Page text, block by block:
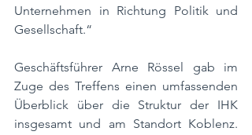
Unternehmen in Richtung Politik und
Gesellschaft.“
Geschäftsführer Arne Rössel gab im
Zuge des Treffens einen umfassenden
Überblick über die Struktur der IHK
insgesamt und am Standort Koblenz.